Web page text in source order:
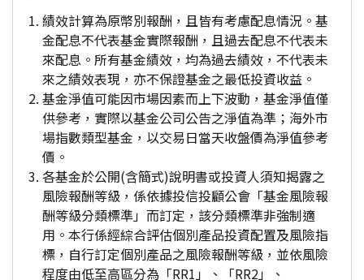
績效計算為原幣別報酬，且皆有考慮配息情況。基
金配息不代表基金實際報酬，且過去配息不代表未
來配息。所有基金績效，均為過去績效，不代表未
來之績效表現，亦不保證基金之最低投資收益。
基金淨值可能因市場因素而上下波動，基金淨值僅
供參考，實際以基金公司公告之淨值為準；海外市
場指數類型基金，以交易日當天收盤價為淨值參考
價。
各基金於公開(含簡式)說明書或投資人須知揭露之
風險報酬等級，係依據投信投顧公會「基金風險報
酬等級分類標準」而訂定，該分類標準非強制適
用。本行係經綜合評估個別產品投資配置及風險指
標，自行訂定個別產品之風險報酬等級，並依風險
程度由低至高區分為「RR1」、「RR2」、